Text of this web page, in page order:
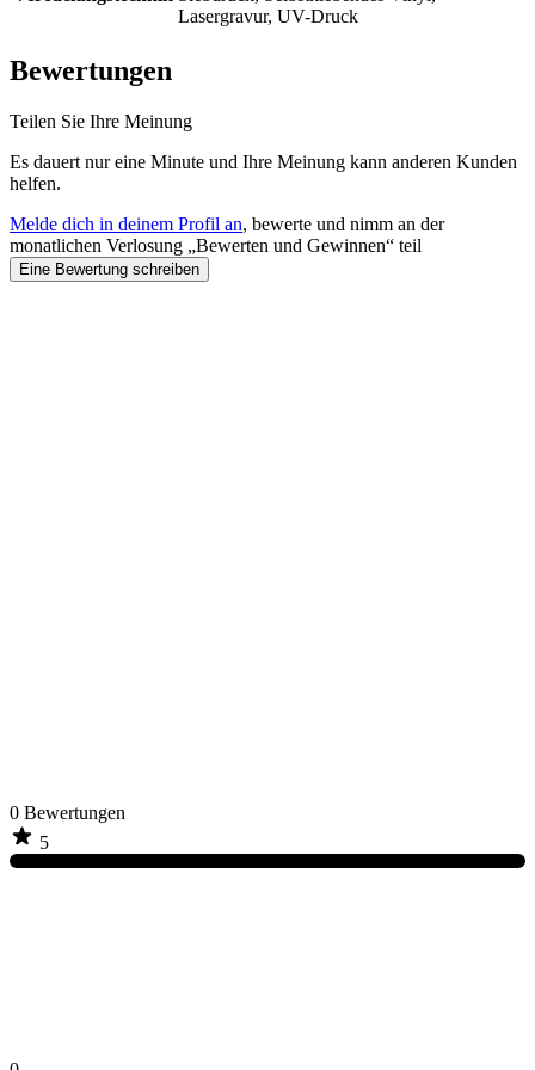
Lasergravur, UV-Druck
Bewertungen
Teilen Sie Ihre Meinung
Es dauert nur eine Minute und Ihre Meinung kann anderen Kunden
helfen.
Melde dich in deinem Profil an, bewerte und nimm an der
monatlichen Verlosung „Bewerten und Gewinnen“ teil
Eine Bewertung schreiben
0 Bewertungen
5